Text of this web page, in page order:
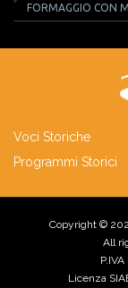
FORMAGGIO CON
Voci Storiche
Programmi Storici
Copyright ©
All
Licenza